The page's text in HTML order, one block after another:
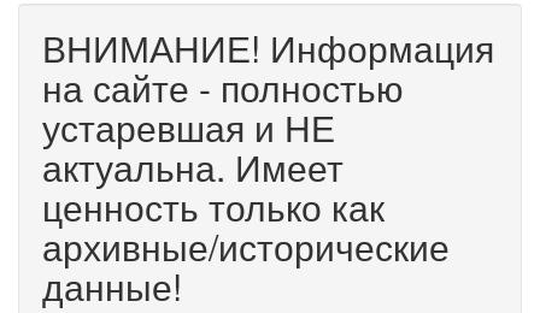
ВНИМАНИЕ! Информация
на сайте - полностью
устаревшая и НЕ
актуальна. Имеет
ценность только как
архивные/исторические
данные!